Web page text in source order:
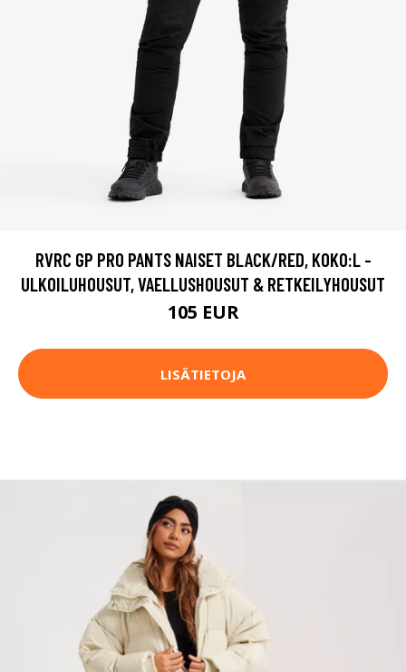
RVRC GP PRO PANTS NAISET BLACK/RED, KOKO:L -
ULKOILUHOUSUT, VAELLUSHOUSUT & RETKEILYHOUSUT
105 EUR
LISÄTIETOJA